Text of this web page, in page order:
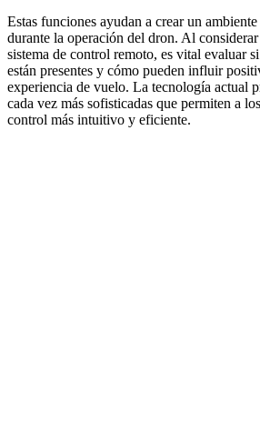
Estas funciones ayudan a crear un
durante la operación del dron. Al
sistema de control remoto, es vital evaluar
están presentes y cómo pueden influir
experiencia de vuelo. La tecnología actual
cada vez más sofisticadas que permiten a
control más intuitivo y eficiente.